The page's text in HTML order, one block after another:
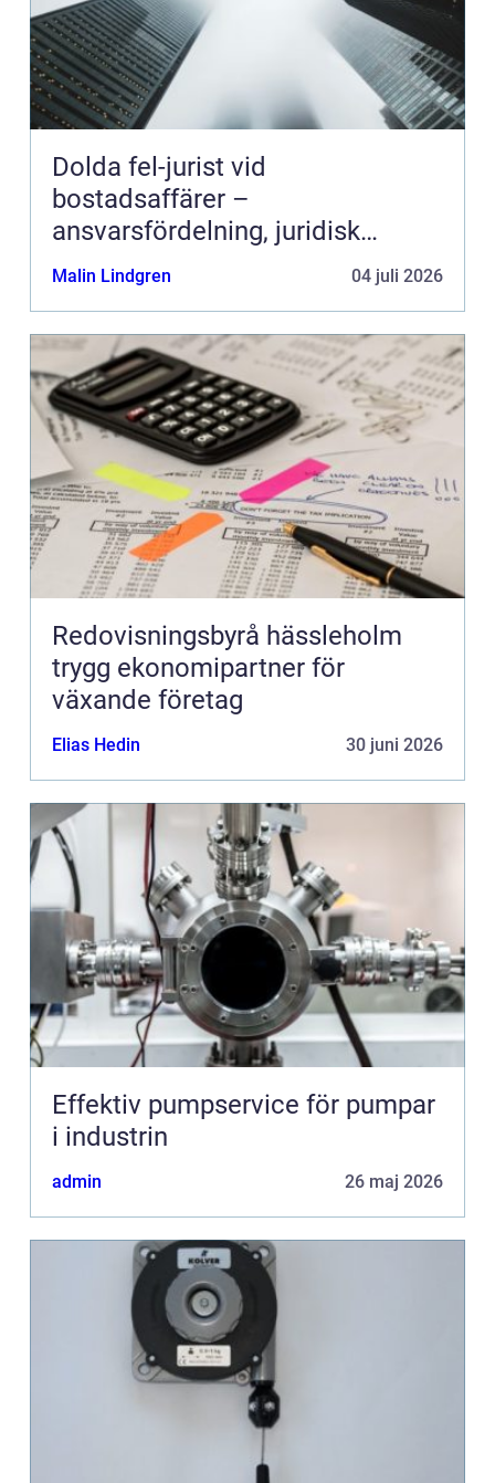
Dolda fel-jurist vid
bostadsaffärer –
ansvarsfördelning, juridisk
prövning och hantering av
fastighetstvister
Malin Lindgren 04 juli 2026
Redovisningsbyrå hässleholm
trygg ekonomipartner för
växande företag
Elias Hedin 30 juni 2026
Effektiv pumpservice för pumpar
i industrin
admin 26 maj 2026